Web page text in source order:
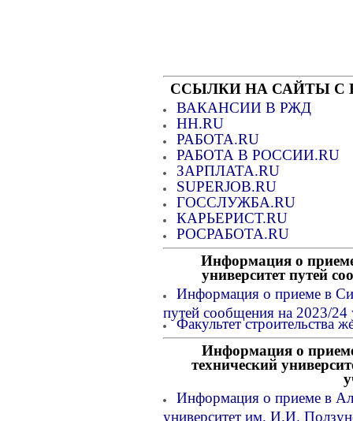
ССЫЛКИ НА САЙТЫ С
ВАКАНСИИ В РЖД
HH.RU
РАБОТА.RU
РАБОТА В РОССИИ.RU
ЗАРПЛАТА.RU
SUPERJOB.RU
ГОССЛУЖБА.RU
КАРЬЕРИСТ.RU
РОСРАБОТА.RU
Информация о
университет путей
Информация о приеме в
путей сообщения на 2023/24
Факультет строительства
Информация о
технический
Информация о приеме в
университет им. И.И.